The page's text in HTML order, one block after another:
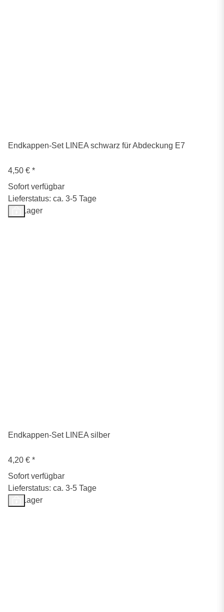
Endkappen-Set LINEA schwarz für Abdeckung E7
4,50 € *
Sofort verfügbar
Lieferstatus: ca. 3-5 Tage
Auf Lager
Endkappen-Set LINEA silber
4,20 € *
Sofort verfügbar
Lieferstatus: ca. 3-5 Tage
Auf Lager